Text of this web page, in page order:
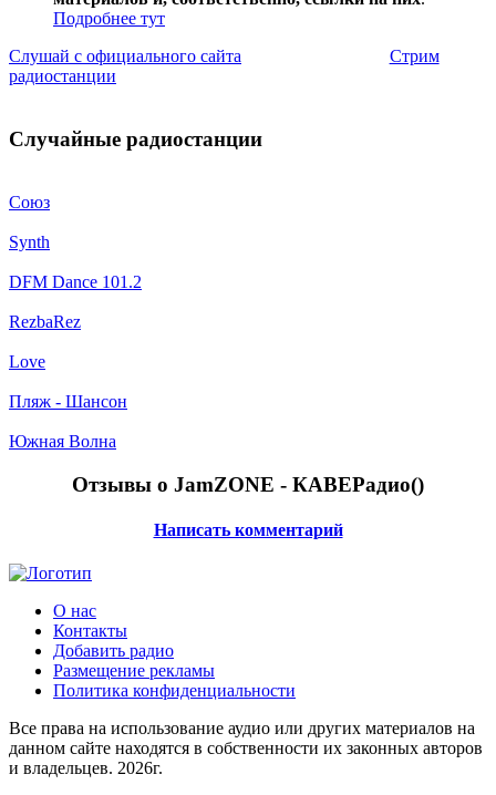
Подробнее тут
Слушай с официального сайта
Стрим
радиостанции
Случайные радиостанции
Союз
Synth
DFM Dance 101.2
RezbaRez
Love
Пляж - Шансон
Южная Волна
Отзывы о JamZONE - КАВЕРадио()
Написать комментарий
О нас
Контакты
Добавить радио
Размещение рекламы
Политика конфиденциальности
Все права на использование аудио или других материалов на
данном сайте находятся в собственности их законных авторов
и владельцев. 2026г.